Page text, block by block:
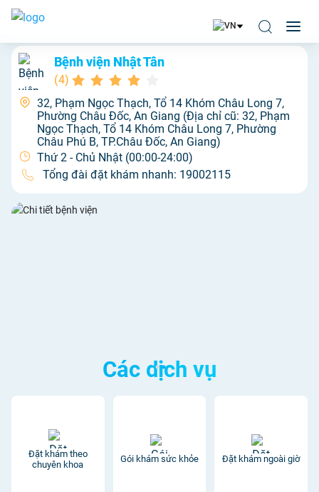
Bệnh viện Nhật Tân
(4)
32, Phạm Ngọc Thạch, Tổ 14 Khóm Châu Long 7,
Phường Châu Đốc, An Giang (Địa chỉ cũ: 32, Phạm
Ngọc Thạch, Tổ 14 Khóm Châu Long 7, Phường
Châu Phú B, TP.Châu Đốc, An Giang)
Thứ 2 - Chủ Nhật (00:00-24:00)
Tổng đài đặt khám nhanh: 19002115
Các dịch vụ
Đặt khám theo
chuyên khoa
Gói khám sức khỏe Đặt khám ngoài giờ